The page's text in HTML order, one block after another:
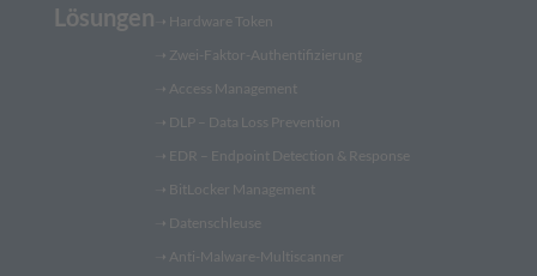
Lösungen ➝ Hardware Token
➝ Zwei-Faktor-Authentifizierung
➝ Access Management
➝ DLP – Data Loss Prevention
➝ EDR – Endpoint Detection & Response
➝ BitLocker Management
➝ Datenschleuse
➝ Anti-Malware-Multiscanner